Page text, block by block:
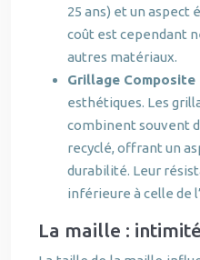
25 ans) et un aspect
coût est cependant
autres matériaux.
Grillage Composite
esthétiques. Les
combinent souvent
recyclé, offrant un
durabilité. Leur
inférieure à celle de
La maille :